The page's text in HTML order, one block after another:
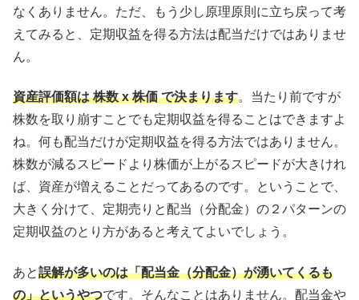
なくありません。ただ、もう少し原理原則に立ち戻って考
えてみると、定期収益を得る方法は配当だけではありませ
ん。
資産評価額は 株数 x 株価 で決まります。当たり前ですが
株数を取り崩すことでも定期収益を得ることはできますよ
ね。何も配当だけが定期収益を得る方法ではありません。
株数が減るスピードより株価が上がるスピードが大きけれ
ば、資産が増えることだってあるのです。ということで、
大きく分けて、定期売りと配当（分配金）の２パターンの
定期収益のとり方があると考えてよいでしょう。
あと誤解が多いのは「配当金（分配金）が湧いてくるも
の」というやつです。そんなことはありません。配当金や